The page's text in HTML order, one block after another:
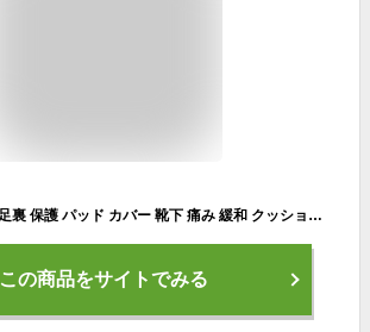
魚の目 保護パット 足裏 保護 パッド カバー 靴下 痛み 緩和 クッション 5本指 足裏 パット うおのめ タコ パット 靴擦れ 5本指ソックス 足指べとつき 足裏サポーター クッション 絹 底マメ 蒸れ予防 中敷き 足裏サポート 足まめ 水虫 臭い べとつき “あしうらら”
この商品をサイトでみる